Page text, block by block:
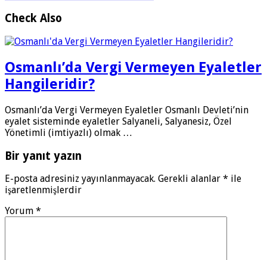
Check Also
Osmanlı’da Vergi Vermeyen Eyaletler
Hangileridir?
Osmanlı’da Vergi Vermeyen Eyaletler Osmanlı Devleti’nin
eyalet sisteminde eyaletler Salyaneli, Salyanesiz, Özel
Yönetimli (imtiyazlı) olmak …
Bir yanıt yazın
E-posta adresiniz yayınlanmayacak. Gerekli alanlar * ile
işaretlenmişlerdir
Yorum *